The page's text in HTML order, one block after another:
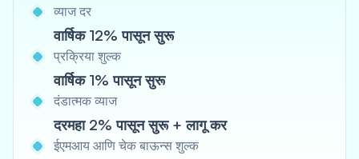
व्याज दर
वार्षिक 12% पासून सुरू
प्रक्रिया शुल्क
वार्षिक 1% पासून सुरू
दंडात्मक व्याज
दरमहा 2% पासून सुरू + लागू कर
ईएमआय आणि चेक बाऊन्स शुल्क